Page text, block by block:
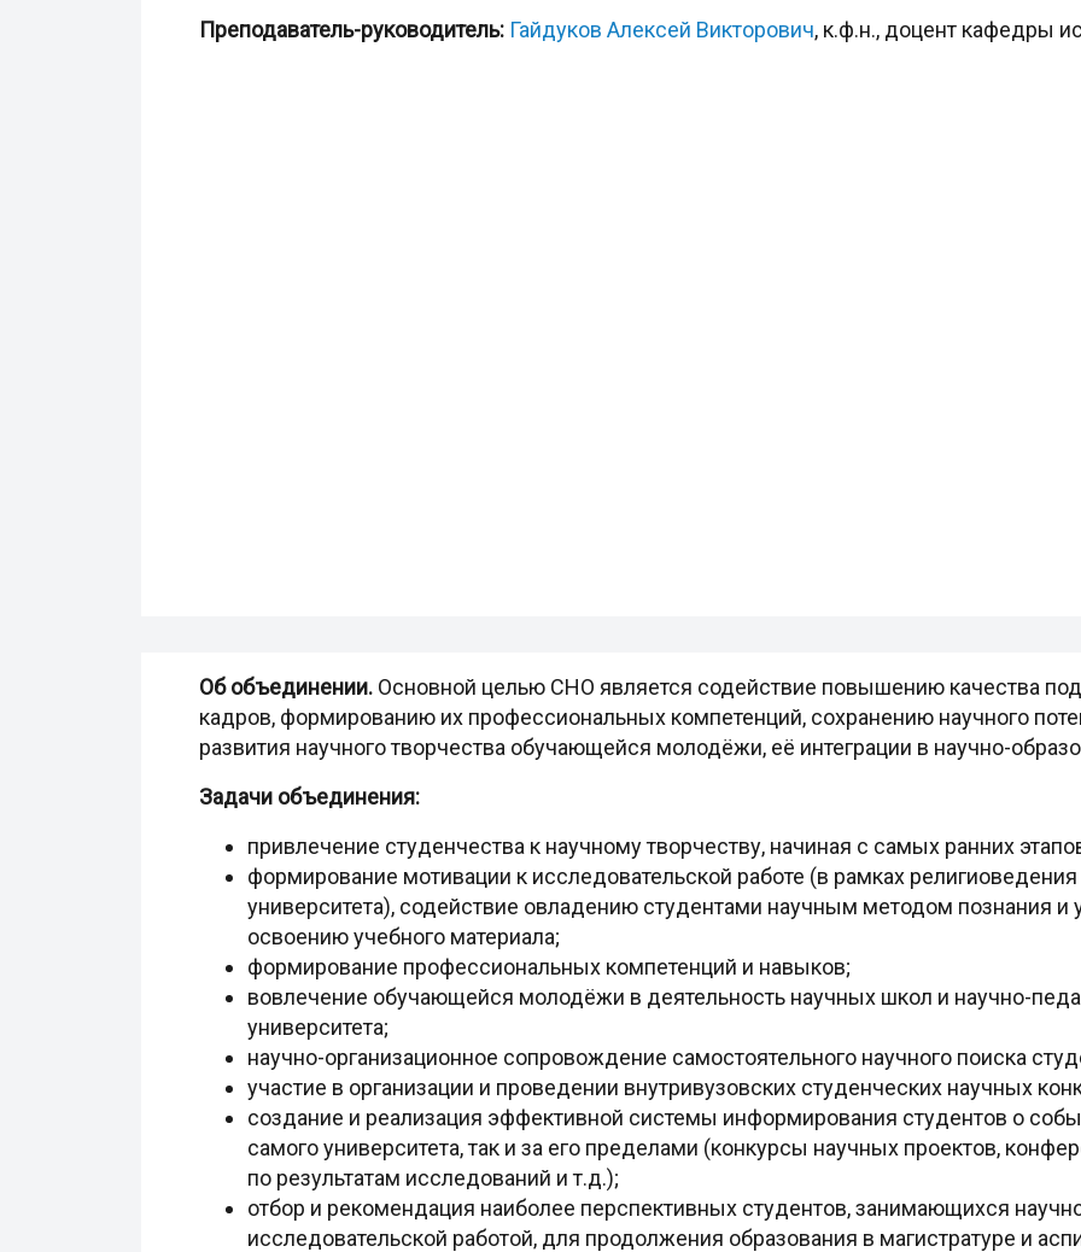
Преподаватель-руководитель: Гайдуков Алексей Викторович, к.ф.н., доцент кафедры
Об объединении. Основной целью СНО является содействие повышению качества
кадров, формированию их профессиональных компетенций, сохранению научного
развития научного творчества обучающейся молодёжи, её интеграции в научно-
Задачи объединения:
привлечение студенчества к научному творчеству, начиная с самых ранних
формирование мотивации к исследовательской работе (в рамках
университета), содействие овладению студентами научным методом познания и
освоению учебного материала;
формирование профессиональных компетенций и навыков;
вовлечение обучающейся молодёжи в деятельность научных школ и научно-
университета;
научно-организационное сопровождение самостоятельного научного поиска
участие в организации и проведении внутривузовских студенческих научных
создание и реализация эффективной системы информирования студентов о
самого университета, так и за его пределами (конкурсы научных проектов,
по результатам исследований и т.д.);
отбор и рекомендация наиболее перспективных студентов, занимающихся
исследовательской работой, для продолжения образования в магистратуре и